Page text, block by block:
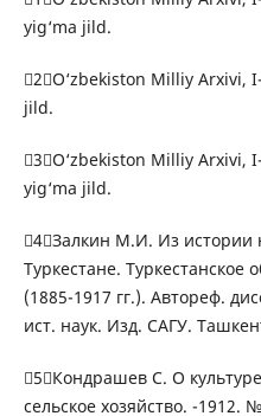
yig‘ma jild.
2O‘zbekiston Milliy Arxivi,
jild.
3O‘zbekiston Milliy Arxivi,
yig‘ma jild.
4Залкин М.И. Из истории
Туркестане. Туркестанское
(1885-1917 гг.). Автореф.
ист. наук. Изд. САГУ.
5Кондрашев С. О
сельское хозяйство. -1912.